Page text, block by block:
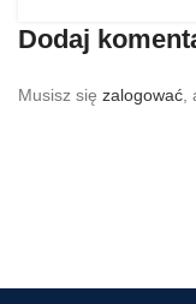
Dodaj
Musisz się zalogować